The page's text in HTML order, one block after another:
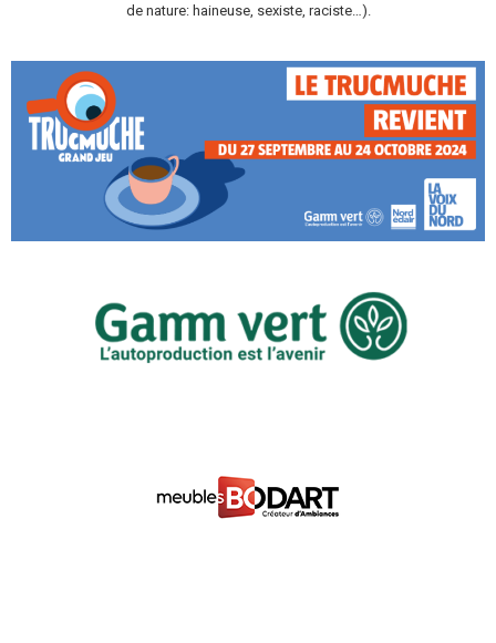
de nature: haineuse, sexiste, raciste…).